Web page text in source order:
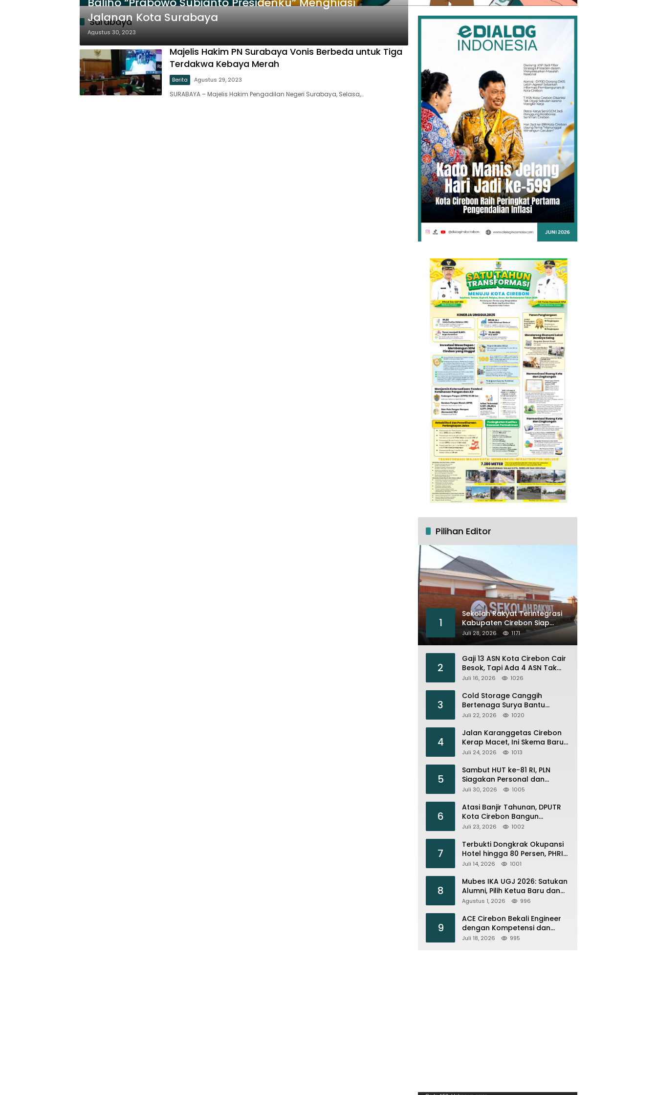
Surabaya
Jalanan Kota Surabaya
Agustus 30, 2023
Majelis Hakim PN Surabaya Vonis Berbeda untuk Tiga
Terdakwa Kebaya Merah
Berita Agustus 29, 2023
SURABAYA – Majelis Hakim Pengadilan Negeri Surabaya, Selasa,…
Pilihan Editor
1
Sekolah Rakyat Terintegrasi
Kabupaten Cirebon Siap
Sambut Siswa Lewat Open
House dan MPLS
Juli 28, 2026 1171
2
Gaji 13 ASN Kota Cirebon Cair
Besok, Tapi Ada 4 ASN Tak
Bisa Menikmati
Juli 16, 2026 1026
3
Cold Storage Canggih
Bertenaga Surya Bantu
Nelayan Citemu Pangkas
Juli 22, 2026 1020
4
Jalan Karanggetas Cirebon
Kerap Macet, Ini Skema Baru
yang Disiapkan Dishub
Juli 24, 2026 1013
5
Sambut HUT ke-81 RI, PLN
Siagakan Personal dan
Optimalkan Keandalan
Juli 30, 2026 1005
6
Atasi Banjir Tahunan, DPUTR
Kota Cirebon Bangun
Tanggul dan Normalisasi
Juli 23, 2026 1002
7
Terbukti Dongkrak Okupansi
Hotel hingga 80 Persen, PHRI :
Perbanyak Event Olahraga di
Juli 14, 2026 1001
8
Mubes IKA UGJ 2026: Satukan
Alumni, Pilih Ketua Baru dan
Perkuat Jejaring
Agustus 1, 2026 996
9
ACE Cirebon Bekali Engineer
dengan Kompetensi dan
Efisiensi Energi
Juli 18, 2026 995